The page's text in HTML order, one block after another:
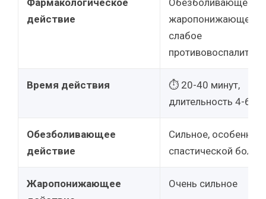
Фармакологическое
действие
Обезболивающее,
жаропонижающее,
слабое
Время действия
⏱ 20-40 минут,
длительность 4-6
Обезболивающее
действие
Сильное, особенно
спастической боли
Жаропонижающее
Очень сильное